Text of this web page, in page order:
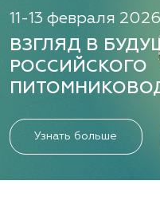
11-13 февраля 2026
ВЗГЛЯД В
РОССИЙСКОГО
Узнать больше